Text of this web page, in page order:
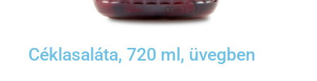
Céklasaláta, 720 ml, üvegben